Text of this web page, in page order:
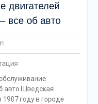
двигателей
все об авто
авто Шведская
году в городе